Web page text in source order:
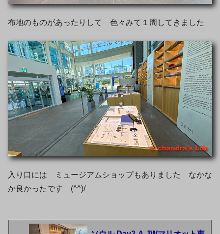
布地のものがあったりして 色々みて１周してきました
入り口には ミュージアムショップもありました なかな
か良かったです (^^)/